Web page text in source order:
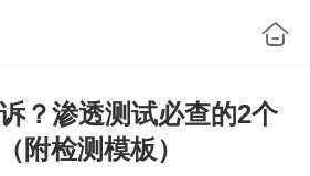
？渗透测试必查的2个
附检测模板）